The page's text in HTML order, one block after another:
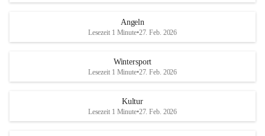
Angeln
Lesezeit 1 Minute•27. Feb. 2026
Wintersport
Lesezeit 1 Minute•27. Feb. 2026
Kultur
Lesezeit 1 Minute•27. Feb. 2026